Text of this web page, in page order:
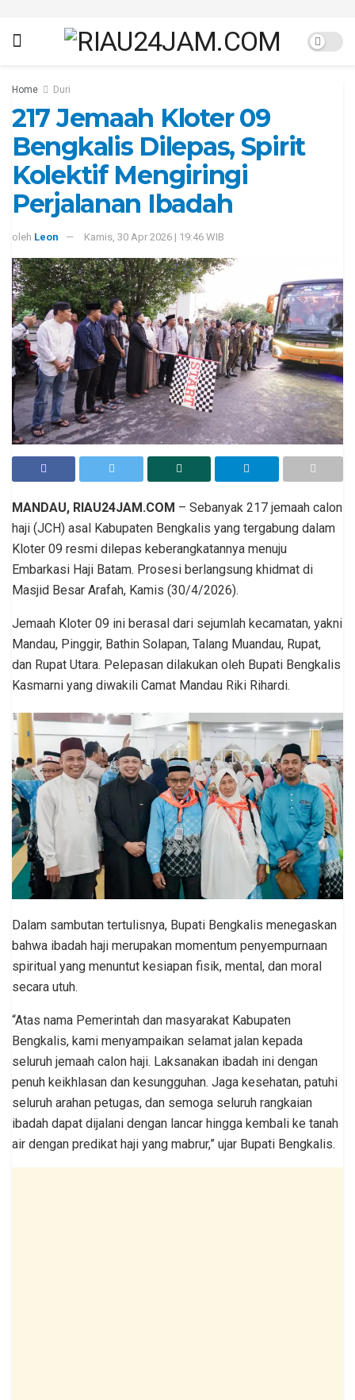
Home Duri
217 Jemaah Kloter 09
Bengkalis Dilepas, Spirit
Kolektif Mengiringi
Perjalanan Ibadah
oleh Leon Kamis, 30 Apr 2026 | 19:46 WIB
MANDAU, RIAU24JAM.COM – Sebanyak 217 jemaah calon
haji (JCH) asal Kabupaten Bengkalis yang tergabung dalam
Kloter 09 resmi dilepas keberangkatannya menuju
Embarkasi Haji Batam. Prosesi berlangsung khidmat di
Masjid Besar Arafah, Kamis (30/4/2026).
Jemaah Kloter 09 ini berasal dari sejumlah kecamatan, yakni
Mandau, Pinggir, Bathin Solapan, Talang Muandau, Rupat,
dan Rupat Utara. Pelepasan dilakukan oleh Bupati Bengkalis
Kasmarni yang diwakili Camat Mandau Riki Rihardi.
Dalam sambutan tertulisnya, Bupati Bengkalis menegaskan
bahwa ibadah haji merupakan momentum penyempurnaan
spiritual yang menuntut kesiapan fisik, mental, dan moral
secara utuh.
“Atas nama Pemerintah dan masyarakat Kabupaten
Bengkalis, kami menyampaikan selamat jalan kepada
seluruh jemaah calon haji. Laksanakan ibadah ini dengan
penuh keikhlasan dan kesungguhan. Jaga kesehatan, patuhi
seluruh arahan petugas, dan semoga seluruh rangkaian
ibadah dapat dijalani dengan lancar hingga kembali ke tanah
air dengan predikat haji yang mabrur,” ujar Bupati Bengkalis.